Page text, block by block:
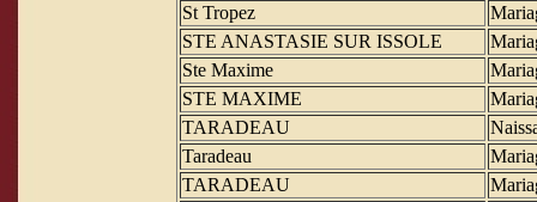
St Tropez
STE ANASTASIE SUR ISSOLE
Ste Maxime
STE MAXIME
TARADEAU
Taradeau
TARADEAU